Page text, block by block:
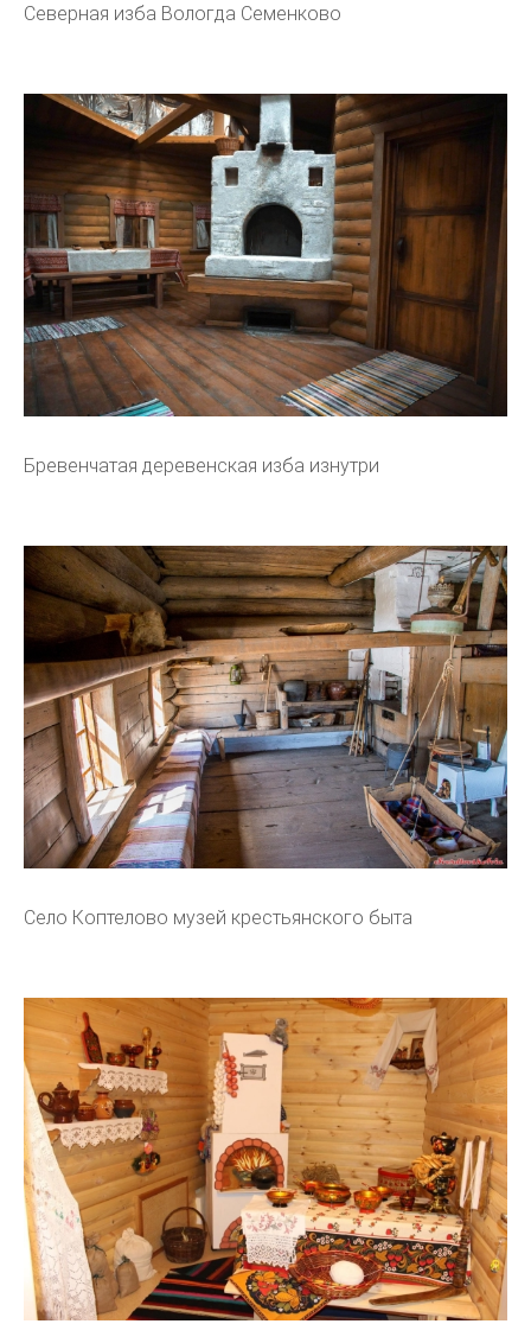
Северная изба Вологда Семенково
Бревенчатая деревенская изба изнутри
Село Коптелово музей крестьянского быта